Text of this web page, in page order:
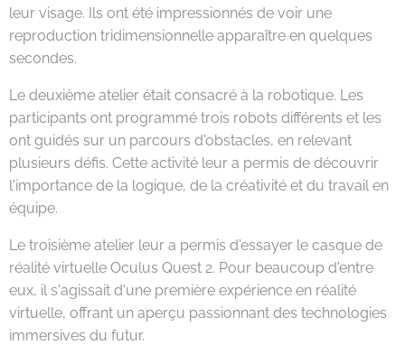
leur visage. Ils ont été impressionnés de voir une
reproduction tridimensionnelle apparaître en quelques
secondes.
Le deuxième atelier était consacré à la robotique. Les
participants ont programmé trois robots différents et les
ont guidés sur un parcours d'obstacles, en relevant
plusieurs défis. Cette activité leur a permis de découvrir
l'importance de la logique, de la créativité et du travail en
équipe.
Le troisième atelier leur a permis d'essayer le casque de
réalité virtuelle Oculus Quest 2. Pour beaucoup d'entre
eux, il s'agissait d'une première expérience en réalité
virtuelle, offrant un aperçu passionnant des technologies
immersives du futur.